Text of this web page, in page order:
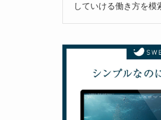
していける働き方を模